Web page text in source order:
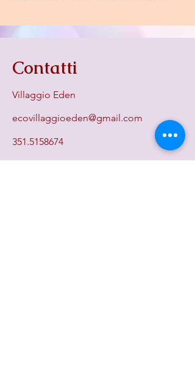
Contatti
Villaggio Eden
ecovillaggioeden@gmail.com
351.5158674